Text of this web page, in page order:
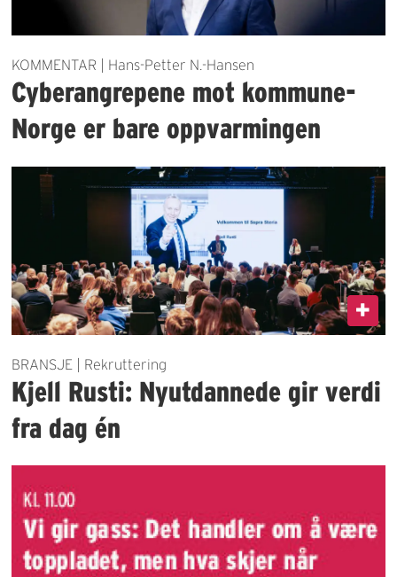
KOMMENTAR | Hans-Petter N.-Hansen
Cyberangrepene mot kommune-
Norge er bare oppvarmingen
BRANSJE | Rekruttering
Kjell Rusti: Nyutdannede gir verdi
fra dag én